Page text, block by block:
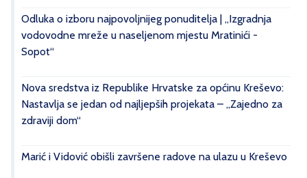
Odluka o izboru najpovoljnijeg ponuditelja | „Izgradnja
vodovodne mreže u naseljenom mjestu Mratinići -
Sopot“
Nova sredstva iz Republike Hrvatske za općinu Kreševo:
Nastavlja se jedan od najljepših projekata – „Zajedno za
zdraviji dom“
Marić i Vidović obišli završene radove na ulazu u Kreševo